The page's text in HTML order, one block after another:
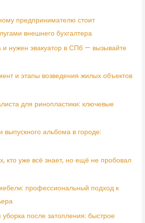
предпринимателю стоит
внешнего бухгалтера
нужен эвакуатор в СПб — вызывайте
и этапы возведения жилых объектов
для ринопластики: ключевые
выпускного альбома в городе:
кто уже всё знает, но ещё не пробовал
профессиональный подход к
после затопления: быстрое